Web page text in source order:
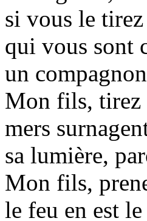
si vous le
qui vous sont
un
Mon fils, tirez
mers
sa lumière,
Mon fils,
le feu en est